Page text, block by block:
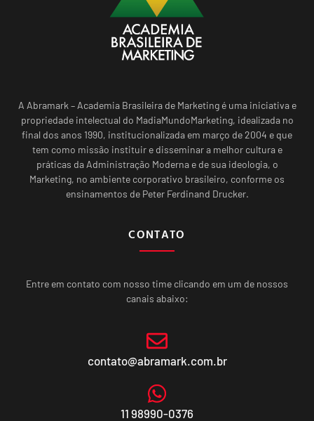
A Abramark – Academia Brasileira de Marketing é uma iniciativa e
propriedade intelectual do MadiaMundoMarketing, idealizada no
final dos anos 1990, institucionalizada em março de 2004 e que
tem como missão instituir e disseminar a melhor cultura e
práticas da Administração Moderna e de sua ideologia, o
Marketing, no ambiente corporativo brasileiro, conforme os
ensinamentos de Peter Ferdinand Drucker.
CONTATO
Entre em contato com nosso time clicando em um de nossos
canais abaixo:
contato@abramark.com.br
11 98990-0376